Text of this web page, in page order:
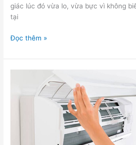
giác lúc đó vừa lo, vừa bực vì không
tại
Đọc thêm »